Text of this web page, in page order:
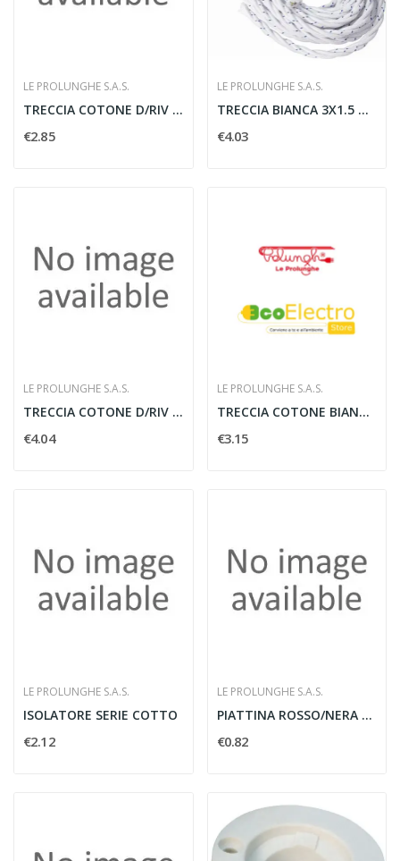
LE PROLUNGHE S.A.S.
TRECCIA COTONE D/RIV 3G1 TUTTA AVORIO MT. 50 -...
€2.85
LE PROLUNGHE S.A.S.
TRECCIA BIANCA 3X1.5 MMQ - LE PROLUNGHE SAS 5933
€4.03
LE PROLUNGHE S.A.S.
TRECCIA COTONE D/RIV 3G2.5 TUTTA AVORIO - LE...
€4.04
LE PROLUNGHE S.A.S.
TRECCIA COTONE BIANCO 3X1MMQ - LE PROLUNGHE SAS...
€3.15
LE PROLUNGHE S.A.S.
ISOLATORE SERIE COTTO
€2.12
LE PROLUNGHE S.A.S.
PIATTINA ROSSO/NERA 2X1 - MT.100
€0.82